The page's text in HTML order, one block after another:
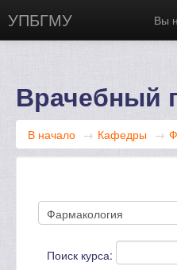
УПБГМУ Вы
Русский ‎(ru)‎
Врачебный
В начало → Кафедры →
Поиск курса: